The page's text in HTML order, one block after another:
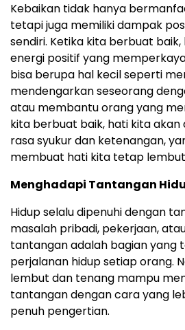
Kebaikan tidak hanya
tetapi juga memiliki dampak
sendiri. Ketika kita berbuat
energi positif yang
bisa berupa hal kecil seperti
mendengarkan seseorang
atau membantu orang yang
kita berbuat baik, hati kita akan
rasa syukur dan ketenangan,
membuat hati kita tetap
Menghadapi Tantangan
Hidup selalu dipenuhi dengan
masalah pribadi, pekerjaan,
tantangan adalah bagian yang
perjalanan hidup setiap orang.
lembut dan tenang mampu
tantangan dengan cara yang
penuh pengertian.